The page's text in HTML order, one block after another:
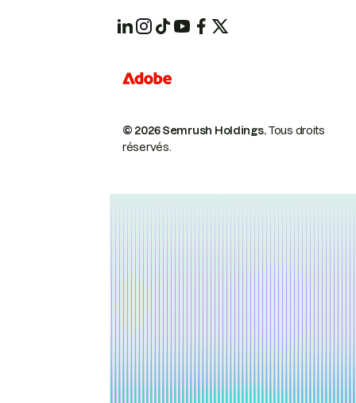
© 2026 Semrush Holdings.Tous droits
réservés.